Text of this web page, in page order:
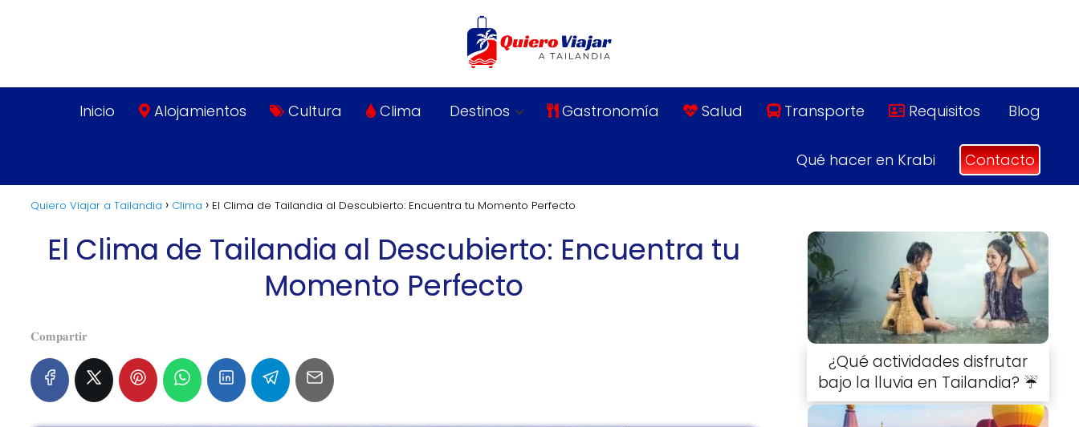
Inicio Alojamientos Cultura Clima Destinos Gastronomía Salud Transporte Requisitos Blog
Qué hacer en Krabi Contacto
Quiero Viajar a Tailandia Clima El Clima de Tailandia al Descubierto: Encuentra tu Momento Perfecto
El Clima de Tailandia al Descubierto: Encuentra tu
Momento Perfecto
𝐂𝐨𝐦𝐩𝐚𝐫𝐭𝐢𝐫
¿Qué actividades disfrutar
bajo la lluvia en Tailandia? ☔